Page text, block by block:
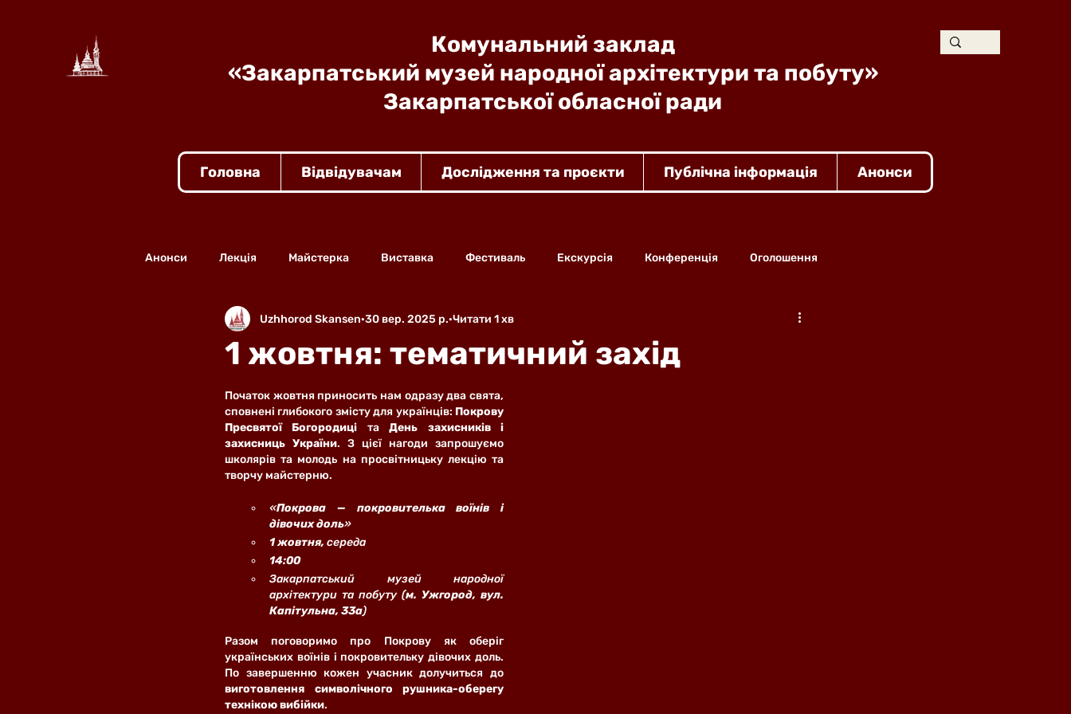
Комунальний заклад
«Закарпатський музей народної архітектури та побуту»
Закарпатської обласної ради
Головна Відвідувачам Дослідження та проєкти Публічна інформація Анонси
Анонси Лекція Майстерка Виставка Фестиваль Екскурсія Конференція Оголошення
1 жовтня: тематичний захід
Uzhhorod Skansen 30 вер. 2025 р. Читати 1 хв
Початок жовтня приносить нам одразу два свята,
сповнені глибокого змісту для українців: Покрову
Пресвятої Богородиці та День захисників і
захисниць України. З цієї нагоди запрошуємо
школярів та молодь на просвітницьку лекцію та
творчу майстерню.
«Покрова — покровителька воїнів і
дівочих доль»
1 жовтня, середа
14:00
Закарпатський музей народної
архітектури та побуту (м. Ужгород, вул.
Капітульна, 33а)
Разом поговоримо про Покрову як оберіг
українських воїнів і покровительку дівочих доль.
виготовлення символічного рушника-оберегу
технікою вибійки.